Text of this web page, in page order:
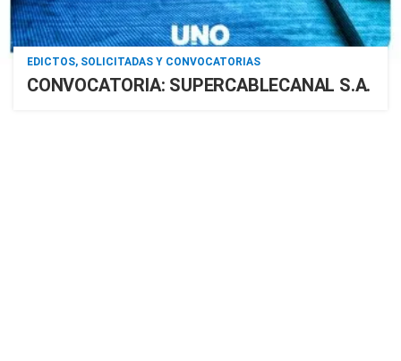
EDICTOS, SOLICITADAS Y CONVOCATORIAS
CONVOCATORIA: SUPERCABLECANAL S.A.